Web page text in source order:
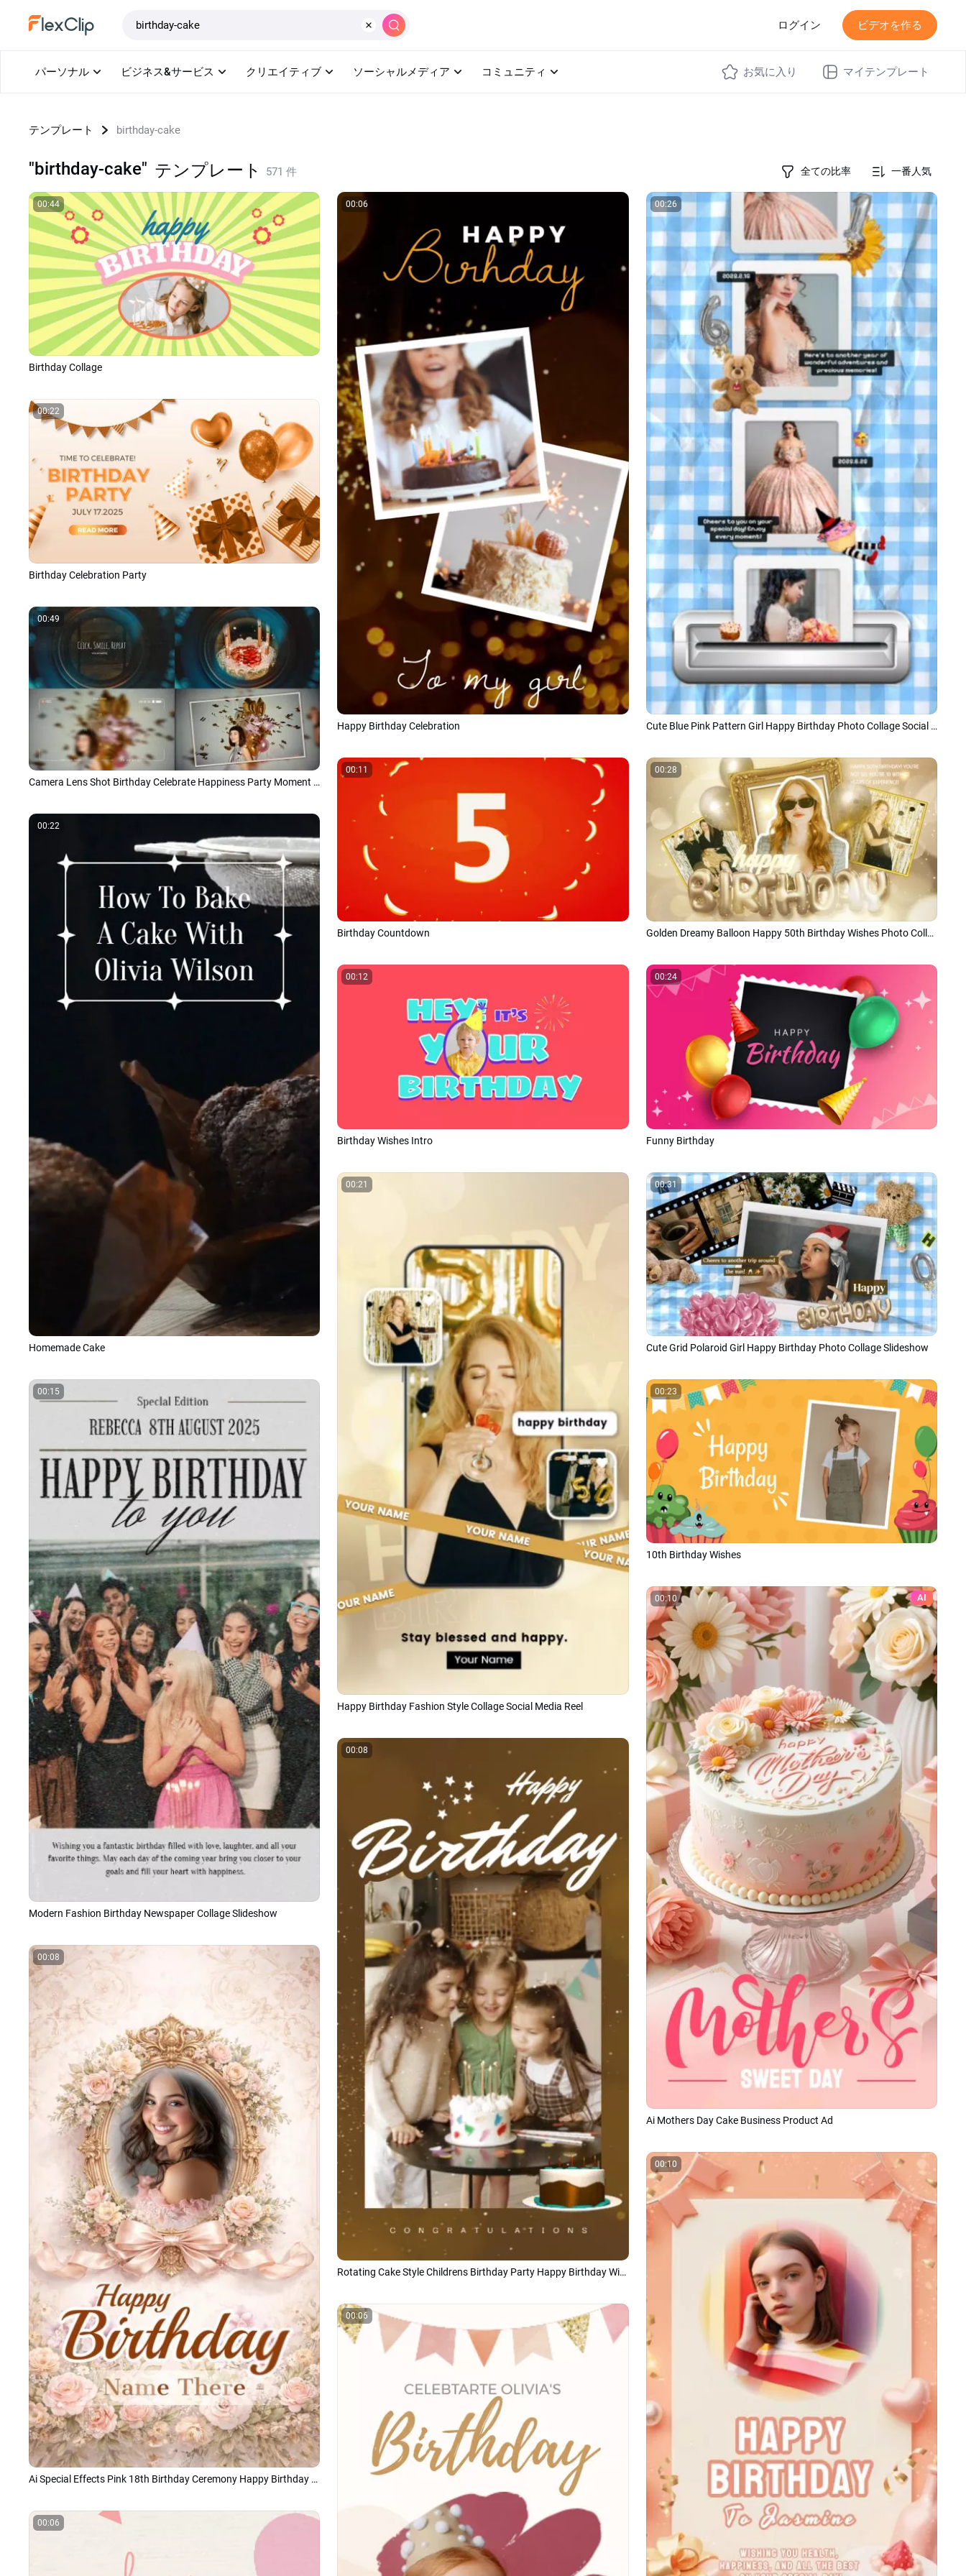
ログイン ビデオを作る
テンプレート birthday-cake
"birthday-cake" テンプレート 571 件 全ての比率 一番人気
00:44
Birthday Collage
00:06
Happy Birthday Celebration
00:26
Cute Blue Pink Pattern Girl Happy Birthday Photo Collage Social Media Reel
00:22
Birthday Celebration Party
00:49
Camera Lens Shot Birthday Celebrate Happiness Party Moment Memories Photo Slideshow
00:11
Birthday Countdown
00:28
Golden Dreamy Balloon Happy 50th Birthday Wishes Photo Collage Slideshow
00:22
Homemade Cake
00:12
Birthday Wishes Intro
00:24
Funny Birthday
00:21
Happy Birthday Fashion Style Collage Social Media Reel
00:31
Cute Grid Polaroid Girl Happy Birthday Photo Collage Slideshow
00:15
Modern Fashion Birthday Newspaper Collage Slideshow
00:23
10th Birthday Wishes
00:10 AI
Ai Mothers Day Cake Business Product Ad
00:08
Rotating Cake Style Childrens Birthday Party Happy Birthday Wish Cover Tiktok Video
00:08
Ai Special Effects Pink 18th Birthday Ceremony Happy Birthday Collage
00:10
00:06
00:06
パーソナル ビジネス&サービス クリエイティブ ソーシャルメディア コミュニティ お気に入り マイテンプレート